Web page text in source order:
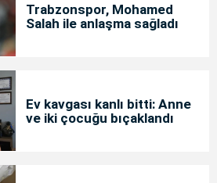
Trabzonspor, Mohamed
Salah ile anlaşma sağladı
Ev kavgası kanlı bitti: Anne
ve iki çocuğu bıçaklandı